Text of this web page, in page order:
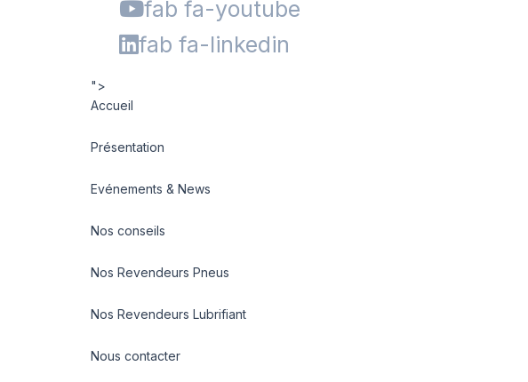
fab fa-youtube
fab fa-linkedin
">
Accueil
Présentation
Evénements & News
Nos conseils
Nos Revendeurs Pneus
Nos Revendeurs Lubrifiant
Nous contacter